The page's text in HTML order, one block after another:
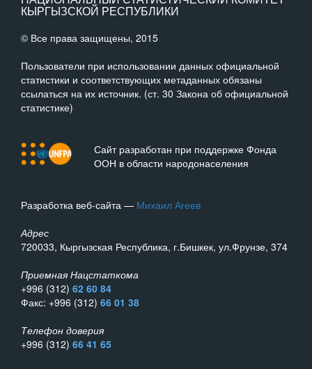
КЫРГЫЗСКОЙ РЕСПУБЛИКИ
© Все права защищены, 2015
Пользователи при использовании данных официальной
статистики и соответствующих метаданных обязаны
ссылаться на их источник. (ст. 30 Закона об официальной
статистике)
Сайт разработан при поддержке Фонда
ООН в области народонаселения
Разработка веб-сайта — Михаил Агеев
Адрес
720033, Кыргызская Республика, г.Бишкек, ул.Фрунзе, 374
Приемная Нацстаткома
+996 (312) 62 60 84
Факс: +996 (312) 66 01 38
Телефон доверия
+996 (312) 66 41 65